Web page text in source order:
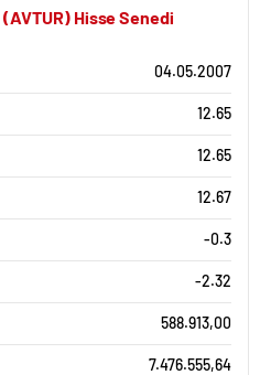
(AVTUR) Hisse Senedi
04.05.2007
12.65
12.65
12.67
-0.3
-2.32
588.913,00
7.476.555,64